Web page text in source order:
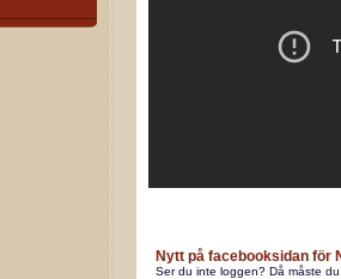
Nytt på facebooksidan för
Ser du inte loggen? Då måste